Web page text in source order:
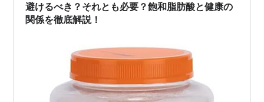
避けるべき？それとも必要？飽和脂肪酸と健康の
関係を徹底解説！